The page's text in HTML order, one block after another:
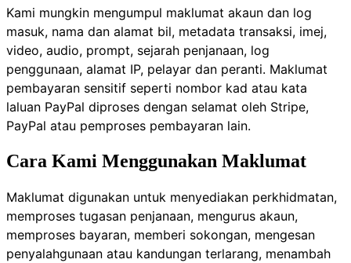
Kami mungkin mengumpul maklumat akaun dan log
masuk, nama dan alamat bil, metadata transaksi, imej,
video, audio, prompt, sejarah penjanaan, log
penggunaan, alamat IP, pelayar dan peranti. Maklumat
pembayaran sensitif seperti nombor kad atau kata
laluan PayPal diproses dengan selamat oleh Stripe,
PayPal atau pemproses pembayaran lain.
Cara Kami Menggunakan Maklumat
Maklumat digunakan untuk menyediakan perkhidmatan,
memproses tugasan penjanaan, mengurus akaun,
memproses bayaran, memberi sokongan, mengesan
penyalahgunaan atau kandungan terlarang, menambah